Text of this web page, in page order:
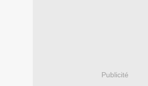
Publicité